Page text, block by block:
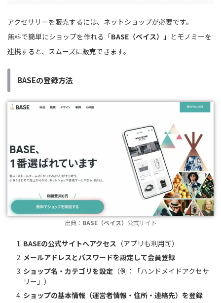
アクセサリーを販売するには、ネットショップが必要です。
無料で簡単にショップを作れる「BASE（ベイス）
」とモノミーを
連携すると、スムーズに販売できます。
BASEの登録方法
出典： BASE（ベイス） 公式サイト
BASEの公式サイトへアクセス （アプリも利用可）
メールアドレスとパスワードを設定して会員登録
ショップ名・カテゴリを設定 （例：「ハンドメイドアクセサ
リー」）
ショップの基本情報（運営者情報・住所・連絡先）を登録